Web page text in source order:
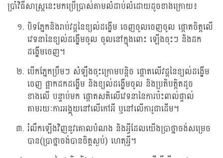
ប្រាំវិធីសាស្រ្តនេះមកប្រើប្រាស់តាមលំដាប់លំដោយដូចខាងក្រោយ៖
បិទភ្នែកនិងរាប់វដ្តនៃខ្យល់ដង្ហើម ចេញចូលចេញចូល ផ្តោតចិត្តលើ
វេទនានៃខ្យល់ដង្ហើមចូល ចូលនៅក្នុងពោះ ឡើងចុះៗ និងដក
ដង្ហើមចេញ។
បើកភ្នែកប្រឹមៗ សំឡឺងចុះក្រោមបន្តិច ផ្តោតលើវដ្តនៃខ្យល់ដង្ហើម
ចេញ ផ្អាកដកដង្ហើម និងខ្យល់ដង្ហើមចូល និងប្រតិបត្តិតដូច
ខាងលើ បន្ទាប់មក ផ្តោតសតិលើវេទនានៃការប៉ះពាល់ផ្ទាល់
តាមរយៈការអង្គុយនៅលើកៅអី ឬនៅលើការូជាដើម។
រំលឹកឡើងវិញនូវគោលបំណង និងអ្វីដែលយើងប្រាថ្នាចង់សម្រេច
បាន(ប្រាថ្នាចង់បានចិត្តស្ងប់) ហេតុអ្វី។